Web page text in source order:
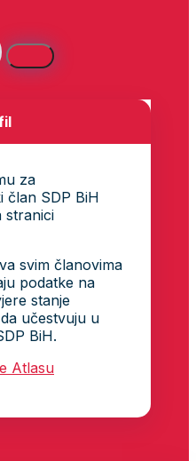
za
član SDP BiH
stranici
svim članovima
podatke na
stanje
učestvuju u
BiH.
Atlasu